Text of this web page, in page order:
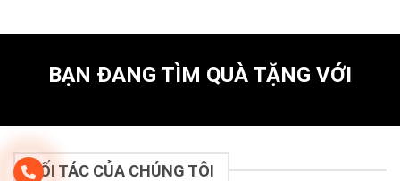
BẠN ĐANG TÌM QUÀ TẶNG VỚI
ĐỐI TÁC CỦA CHÚNG TÔI